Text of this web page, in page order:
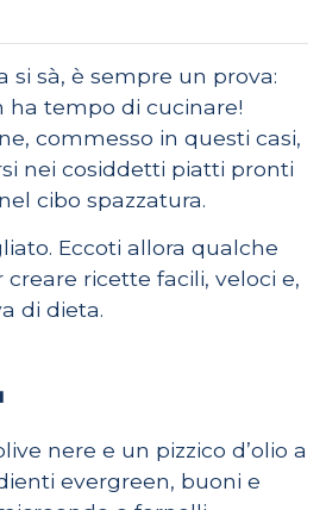
si sà, è sempre un prova:
ha tempo di cucinare!
commesso in questi casi,
nei cosiddetti piatti pronti
cibo spazzatura.
Eccoti allora qualche
ricette facili, veloci e,
di dieta.
nere e un pizzico d’olio a
evergreen, buoni e